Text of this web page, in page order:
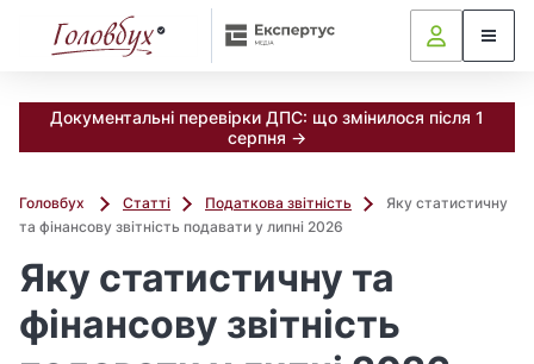
Документальні перевірки ДПС: що змінилося після 1
серпня →
Головбух Статті Податкова звітність
Яку статистичну
та фінансову звітність подавати у липні 2026
Яку статистичну та
фінансову звітність